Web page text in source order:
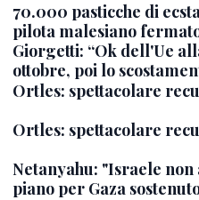
70.000 pasticche di
pilota malesiano
Giorgetti: “Ok dell'Ue
ottobre, poi lo
Ortles: spettacolare
Ortles: spettacolare
Netanyahu: "Israele
piano per Gaza